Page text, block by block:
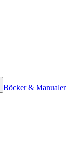
Böcker & Manualer